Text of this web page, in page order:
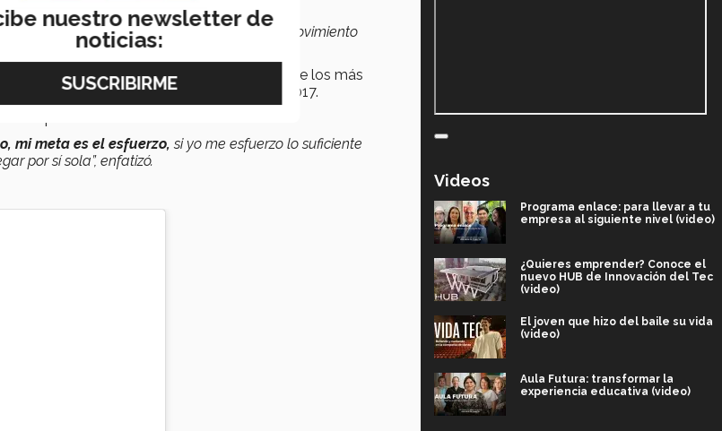
pues lo tomo,
correr es movimiento, el movimiento
a correr, para vivir más”,
de diez maratones que ha corrido, seis de los más
en el maratón de laCiudad de México
en 2017.
después correrá en Boston.
mi meta es el esfuerzo, si yo me esfuerzo lo suficiente
por sí sola”, enfatizó.
Videos
Programa enlace: para llevar a tu
empresa al siguiente nivel (video)
¿Quieres emprender? Conoce el
nuevo HUB de Innovación del Tec
(video)
El joven que hizo del baile su vida
(video)
Aula Futura: transformar la
experiencia educativa (video)
nuestro newsletter de
noticias: